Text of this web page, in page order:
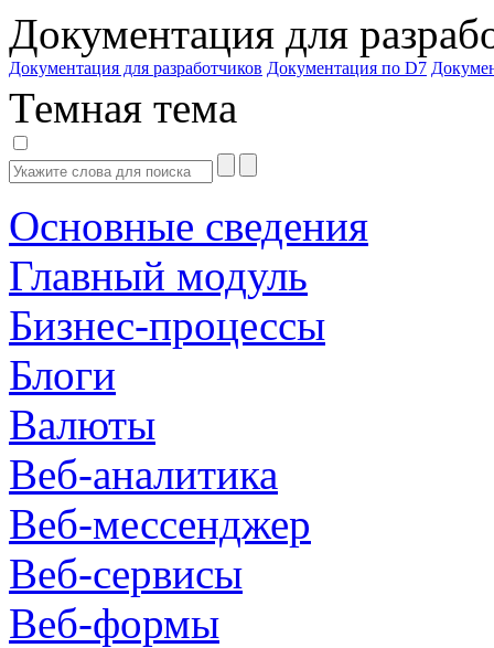
Документация для
Документация для разработчиков Документация по D7
Темная тема
Основные сведения
Главный модуль
Бизнес-процессы
Блоги
Валюты
Веб-аналитика
Веб-мессенджер
Веб-сервисы
Веб-формы